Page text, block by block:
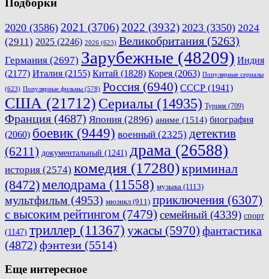
Подборки
2020 (3586) 2021 (3706) 2022 (3932) 2023 (3350) 2024
(2911) 2025 (2246) 2026 (623) Великобритания (5263)
Германия (2697) Зарубежные (48209) Индия
(2177) Италия (2155) Китай (1828) Корея (2063) Популярные сериалы
(623) Популярные фильмы (578) Россия (6940) СССР (1941)
США (21712) Сериалы (14935) Турция (709)
Франция (4687) Япония (2896) аниме (1514) биография
(2060) боевик (9449) военный (2325) детектив
(6211) документальный (1241) драма (26588)
история (2574) комедия (17280)криминал
(8472)мелодрама (11558) музыка (1113)
мультфильм (4953) мюзикл (911) приключения (6307)
с высоким рейтингом (7479) семейный (4339) спорт
(1147) триллер (11367) ужасы (5970) фантастика
(4872) фэнтези (5514)
Еще интересное